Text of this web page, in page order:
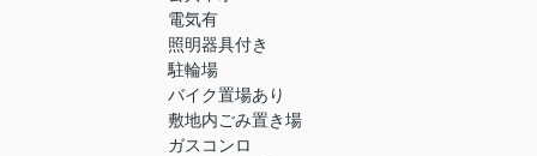
電気有
照明器具付き
駐輪場
バイク置場あり
敷地内ごみ置き場
ガスコンロ